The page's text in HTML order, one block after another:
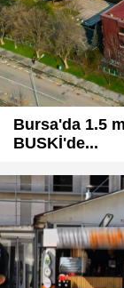
Bursa'da 1.5
BUSKİ'de...